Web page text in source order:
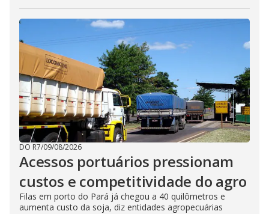
DO R7/09/08/2026
Acessos portuários pressionam
custos e competitividade do agro
Filas em porto do Pará já chegou a 40 quilômetros e
aumenta custo da soja, diz entidades agropecuárias